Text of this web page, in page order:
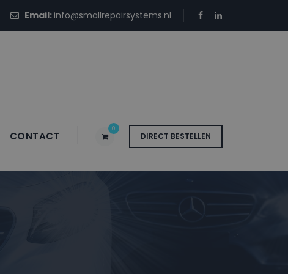
Email:info@smallrepairsystems.nl
DIRECT BESTELLEN
0
CONTACT
ORANGE